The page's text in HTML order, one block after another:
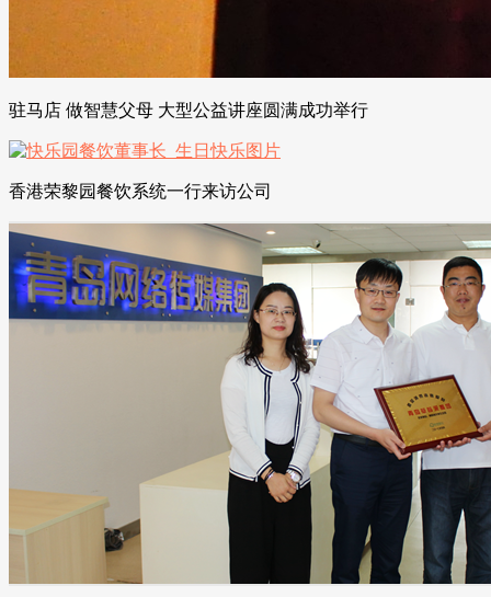
驻马店 做智慧父母 大型公益讲座圆满成功举行
香港荣黎园餐饮系统一行来访公司